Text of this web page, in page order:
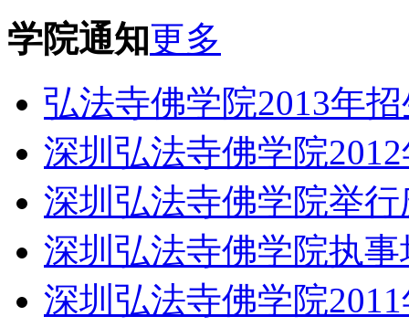
学院通知更多
弘法寺佛学院2013年
深圳弘法寺佛学院
深圳弘法寺佛学院举
深圳弘法寺佛学院执
深圳弘法寺佛学院